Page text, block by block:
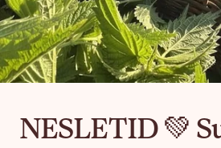
NESLETID 💚